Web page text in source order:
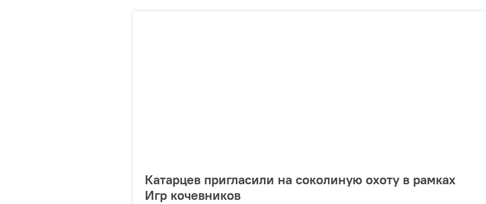
Катарцев пригласили на соколиную охоту в рамках
Игр кочевников